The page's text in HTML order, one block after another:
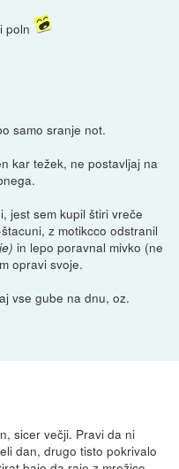
poln
samo sranje not.
kar težek, ne postavljaj na
jest sem kupil štiri vreče
z motikcco odstranil
in lepo poravnal mivko (ne
opravi svoje.
vse gube na dnu, oz.
sicer večji. Pravi da ni
dan, drugo tisto pokrivalo